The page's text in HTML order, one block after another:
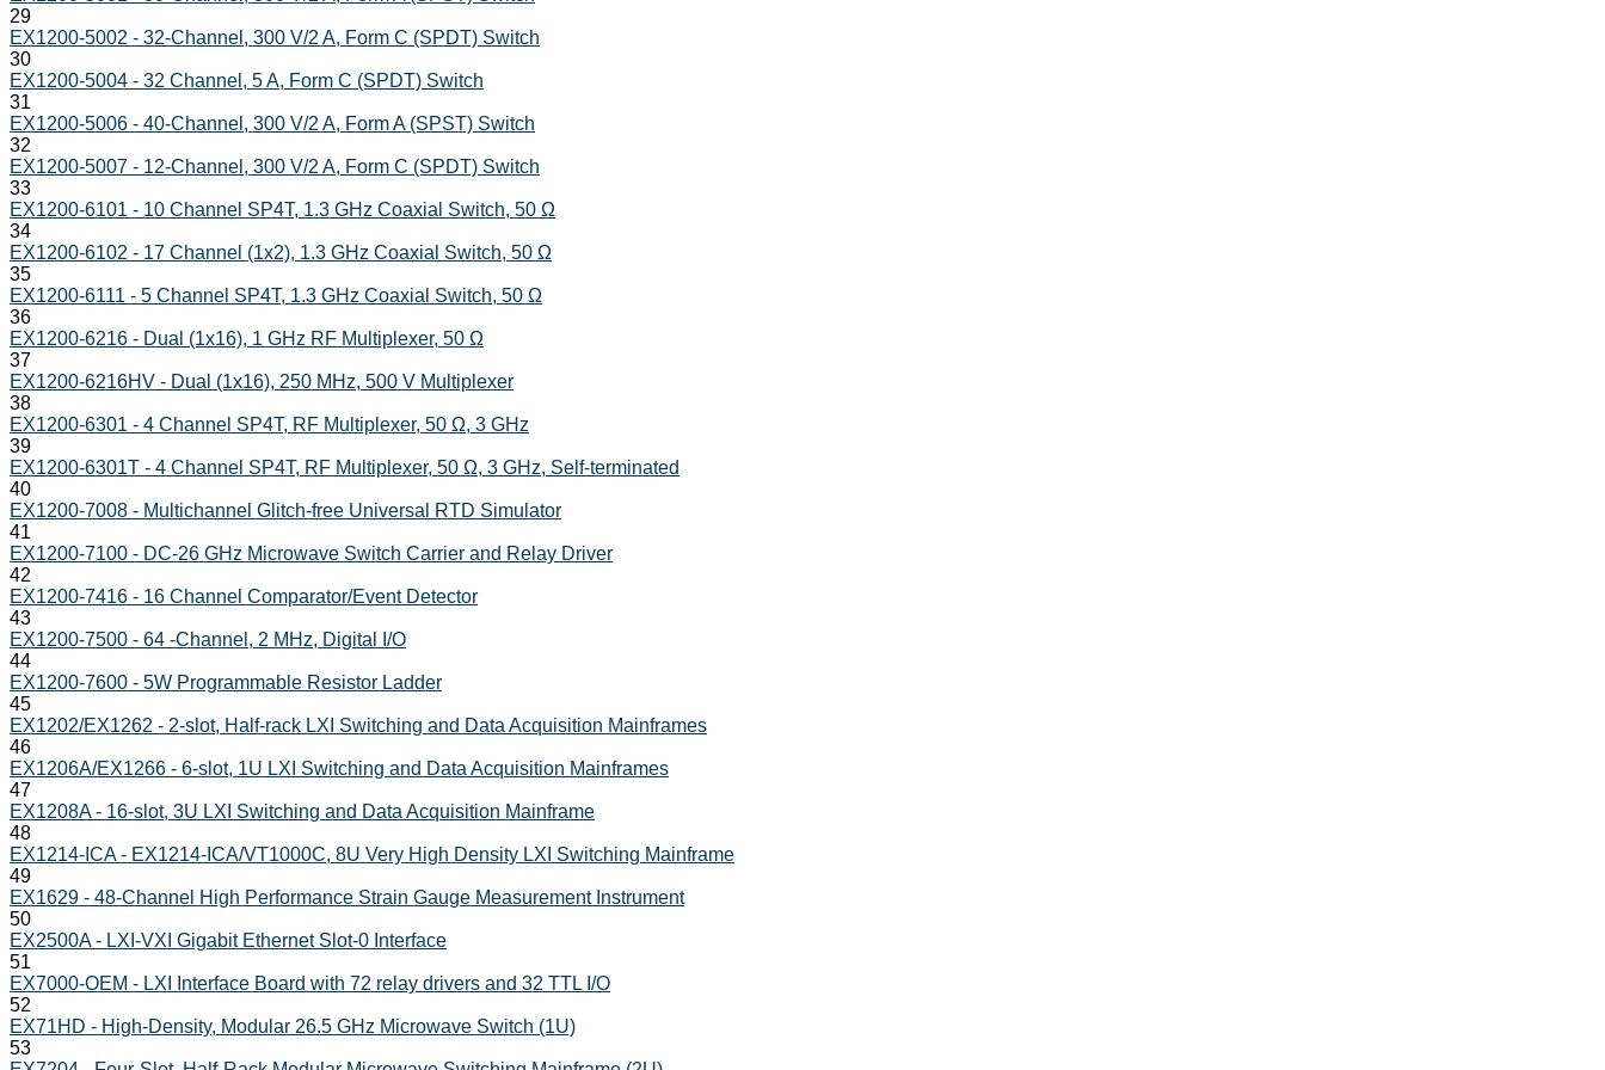
29
EX1200-5002 - 32-Channel, 300 V/2 A, Form C (SPDT) Switch
30
EX1200-5004 - 32 Channel, 5 A, Form C (SPDT) Switch
31
EX1200-5006 - 40-Channel, 300 V/2 A, Form A (SPST) Switch
32
EX1200-5007 - 12-Channel, 300 V/2 A, Form C (SPDT) Switch
33
EX1200-6101 - 10 Channel SP4T, 1.3 GHz Coaxial Switch, 50 Ω
34
EX1200-6102 - 17 Channel (1x2), 1.3 GHz Coaxial Switch, 50 Ω
35
EX1200-6111 - 5 Channel SP4T, 1.3 GHz Coaxial Switch, 50 Ω
36
EX1200-6216 - Dual (1x16), 1 GHz RF Multiplexer, 50 Ω
37
EX1200-6216HV - Dual (1x16), 250 MHz, 500 V Multiplexer
38
EX1200-6301 - 4 Channel SP4T, RF Multiplexer, 50 Ω, 3 GHz
39
EX1200-6301T - 4 Channel SP4T, RF Multiplexer, 50 Ω, 3 GHz, Self-terminated
40
EX1200-7008 - Multichannel Glitch-free Universal RTD Simulator
41
EX1200-7100 - DC-26 GHz Microwave Switch Carrier and Relay Driver
42
EX1200-7416 - 16 Channel Comparator/Event Detector
43
EX1200-7500 - 64 -Channel, 2 MHz, Digital I/O
44
EX1200-7600 - 5W Programmable Resistor Ladder
45
EX1202/EX1262 - 2-slot, Half-rack LXI Switching and Data Acquisition Mainframes
46
EX1206A/EX1266 - 6-slot, 1U LXI Switching and Data Acquisition Mainframes
47
EX1208A - 16-slot, 3U LXI Switching and Data Acquisition Mainframe
48
EX1214-ICA - EX1214-ICA/VT1000C, 8U Very High Density LXI Switching Mainframe
49
EX1629 - 48-Channel High Performance Strain Gauge Measurement Instrument
50
EX2500A - LXI-VXI Gigabit Ethernet Slot-0 Interface
51
EX7000-OEM - LXI Interface Board with 72 relay drivers and 32 TTL I/O
52
EX71HD - High-Density, Modular 26.5 GHz Microwave Switch (1U)
53